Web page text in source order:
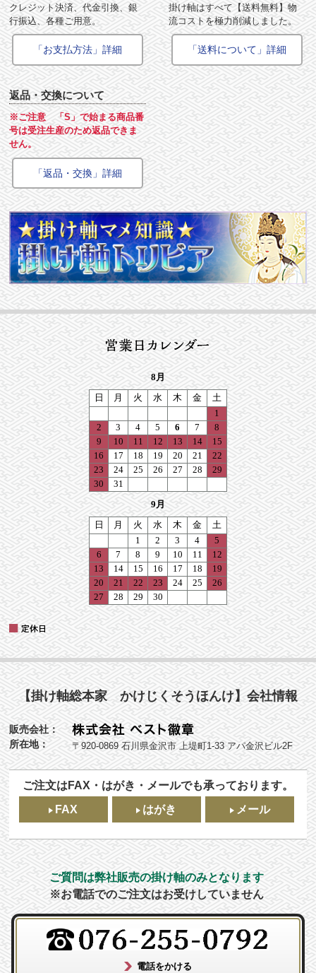
クレジット決済、代金引換、銀
行振込、各種ご用意。
「お支払方法」詳細
掛け軸はすべて【送料無料】物
流コストを極力削減しました。
「送料について」詳細
返品・交換について
※ご注意 「S」で始まる商品番
号は受注生産のため返品できま
せん。
「返品・交換」詳細
【掛け軸総本家 かけじくそうほんけ】会社情報
販売会社：
所在地：
〒920-0869 石川県金沢市 上堤町1-33 アパ金沢ビル2F
ご注文はFAX・はがき・メールでも承っております。
FAX
はがき メール
ご質問は弊社販売の掛け軸のみとなります
※お電話でのご注文はお受けしていません